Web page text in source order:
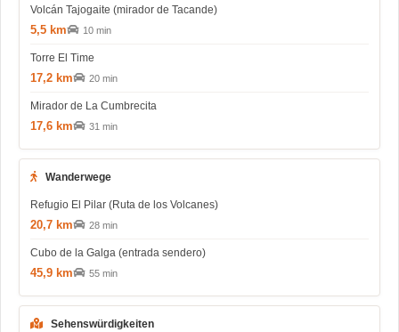
Volcán Tajogaite (mirador de Tacande)
5,5 km 10 min
Torre El Time
17,2 km 20 min
Mirador de La Cumbrecita
17,6 km 31 min
Wanderwege
Refugio El Pilar (Ruta de los Volcanes)
20,7 km 28 min
Cubo de la Galga (entrada sendero)
45,9 km 55 min
Sehenswürdigkeiten